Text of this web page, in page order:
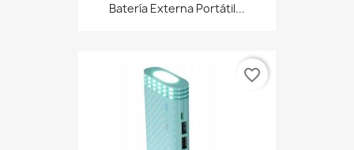
Batería Externa Portátil...
favorite_border